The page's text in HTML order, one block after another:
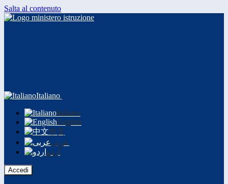
Salta al contenuto
Italiano
Italiano
English
中文
عربى
اردو
Accedi